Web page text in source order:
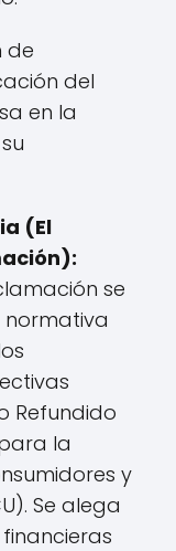
de
del
en la
(El
se
Refundido
la
y
Se alega